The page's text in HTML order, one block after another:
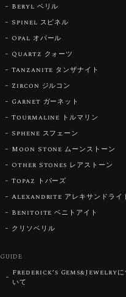
Beryl ベリル
Spinel スピネル
Opal オパール
Quartz クォーツ
Tanzanite タンザナイト
Zircon ジルコン
Garnet ガーネット
Tourmaline トルマリン
Sphene スフェーン
Moon Stone ムーンストーン
Other Stones レアストーン
Topaz トパーズ
Alexandrite アレキサンドライ
Benitoite ベニトアイト
クリソベリル
GUIDE
Frederick’s Gems&Jewelryに
いて